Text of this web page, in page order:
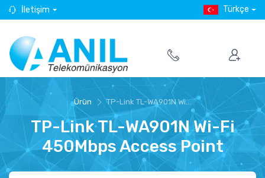
İletişim Türkçe
Ürün TP-Link TL-WA901N Wi...
TP-Link TL-WA901N Wi-Fi
450Mbps Access Point